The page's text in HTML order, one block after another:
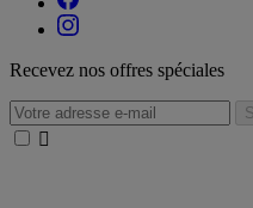
Recevez nos offres spéciales
